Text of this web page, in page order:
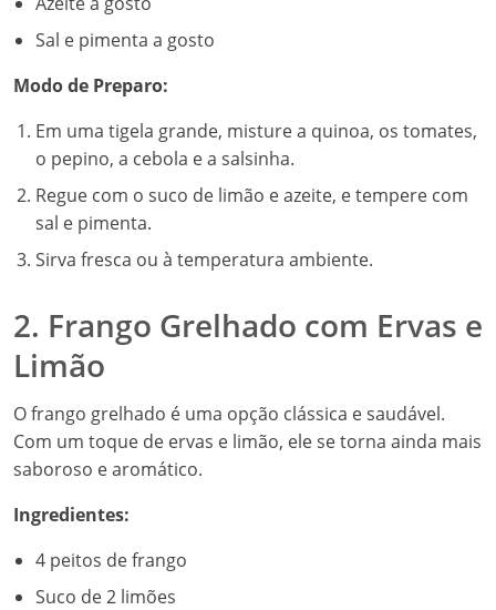
Sal e pimenta a gosto
Modo de Preparo:
Em uma tigela grande, misture a quinoa, os tomates,
o pepino, a cebola e a salsinha.
Regue com o suco de limão e azeite, e tempere com
sal e pimenta.
Sirva fresca ou à temperatura ambiente.
2. Frango Grelhado com Ervas e
Limão
O frango grelhado é uma opção clássica e saudável.
Com um toque de ervas e limão, ele se torna ainda mais
saboroso e aromático.
Ingredientes:
4 peitos de frango
Suco de 2 limões